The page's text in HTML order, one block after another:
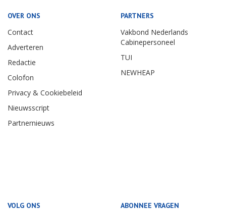
OVER ONS
Contact
Adverteren
Redactie
Colofon
Privacy & Cookiebeleid
Nieuwsscript
Partnernieuws
PARTNERS
Vakbond Nederlands
Cabinepersoneel
TUI
NEWHEAP
VOLG ONS ABONNEE VRAGEN